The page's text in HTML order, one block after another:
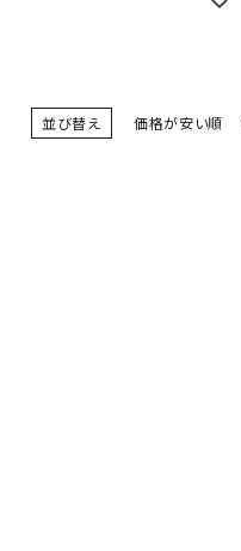
並び替え 価格が安い順